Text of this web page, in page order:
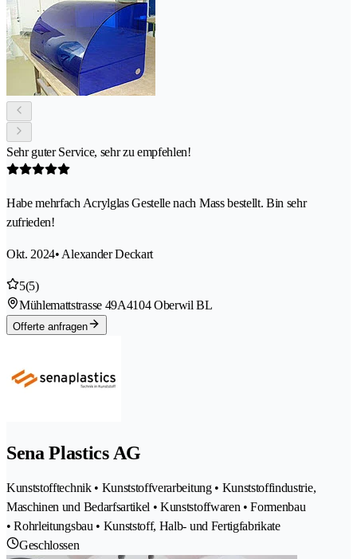
Sehr guter Service, sehr zu empfehlen!
Habe mehrfach Acrylglas Gestelle nach Mass bestellt. Bin sehr
zufrieden!
Okt. 2024• Alexander Deckart
5(5)
Mühlemattstrasse 49A4104 Oberwil BL
Offerte anfragen
Sena Plastics AG
Kunststofftechnik • Kunststoffverarbeitung • Kunststoffindustrie,
Maschinen und Bedarfsartikel • Kunststoffwaren • Formenbau
• Rohrleitungsbau • Kunststoff, Halb- und Fertigfabrikate
Geschlossen